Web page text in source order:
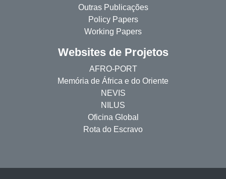
Outras Publicações
Policy Papers
Working Papers
Websites de Projetos
AFRO-PORT
Memória de África e do Oriente
NEVIS
NILUS
Oficina Global
Rota do Escravo